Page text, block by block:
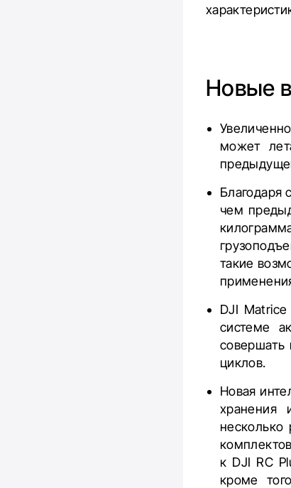
Новые
может
Благодаря
чем
такие
DJI
системе
совершать
циклов.
Новая
хранения
к DJI RC
кроме